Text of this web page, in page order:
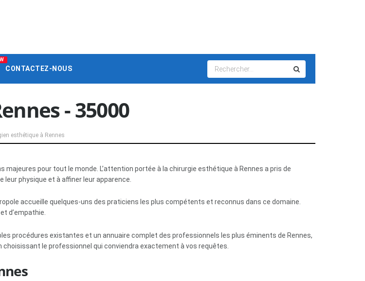
CONTACTEZ-NOUS
- 35000
esthétique à Rennes
pour tout le monde. L’attention portée à la chirurgie esthétique à Rennes a pris de
leur physique et à affiner leur apparence.
accueille quelques-uns des praticiens les plus compétents et reconnus dans ce domaine.
d’empathie.
procédures existantes et un annuaire complet des professionnels les plus éminents de Rennes,
le professionnel qui conviendra exactement à vos requêtes.